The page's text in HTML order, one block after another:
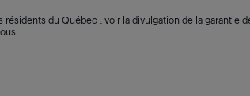
résidents du Québec : voir la divulgation de la garantie